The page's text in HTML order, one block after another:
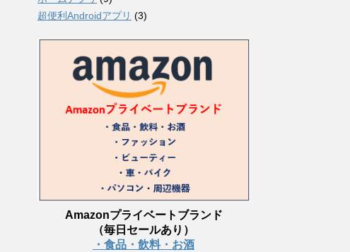
超便利Androidアプリ (3)
Amazonプライベートブランド
（毎日セールあり）
・食品・飲料・お酒